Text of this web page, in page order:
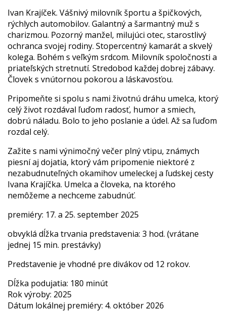
Ivan Krajíček. Vášnivý milovník športu a špičkových,
rýchlych automobilov. Galantný a šarmantný muž s
charizmou. Pozorný manžel, milujúci otec, starostlivý
ochranca svojej rodiny. Stopercentný kamarát a skvelý
kolega. Bohém s veľkým srdcom. Milovník spoločnosti a
priateľských stretnutí. Stredobod každej dobrej zábavy.
Človek s vnútornou pokorou a láskavosťou.
Pripomeňte si spolu s nami životnú dráhu umelca, ktorý
celý život rozdával ľuďom radosť, humor a smiech,
dobrú náladu. Bolo to jeho poslanie a údel. Až sa ľuďom
rozdal celý.
Zažite s nami výnimočný večer plný vtipu, známych
piesní aj dojatia, ktorý vám pripomenie niektoré z
nezabudnuteľných okamihov umeleckej a ľudskej cesty
Ivana Krajíčka. Umelca a človeka, na ktorého
nemôžeme a nechceme zabudnúť.
premiéry: 17. a 25. september 2025
obvyklá dĺžka trvania predstavenia: 3 hod. (vrátane
jednej 15 min. prestávky)
Predstavenie je vhodné pre divákov od 12 rokov.
Dĺžka podujatia: 180 minút
Rok výroby: 2025
Dátum lokálnej premiéry: 4. október 2026